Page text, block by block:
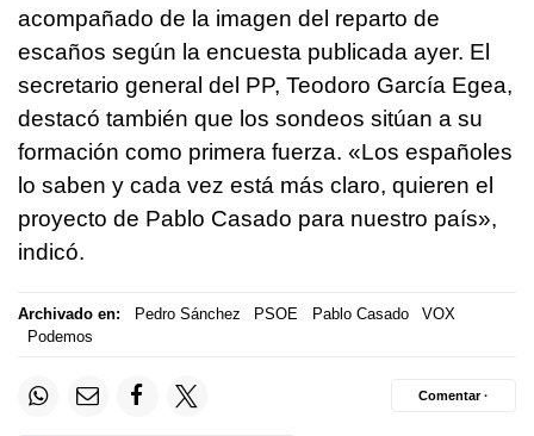
acompañado de la imagen del reparto de
escaños según la encuesta publicada ayer. El
secretario general del PP, Teodoro García Egea,
destacó también que los sondeos sitúan a su
formación como primera fuerza. «Los españoles
lo saben y cada vez está más claro, quieren el
proyecto de Pablo Casado para nuestro país»,
indicó.
Archivado en: Pedro Sánchez PSOE Pablo Casado
VOX
Podemos
Comentar ·